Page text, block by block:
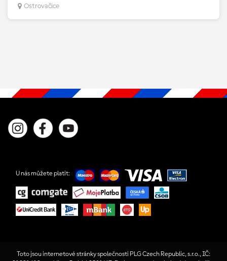
Ostrovačice
U nás můžete platit:
Toto jsou internetové stránky společnosti PLG Czech Republic, s.r.o., IČ: